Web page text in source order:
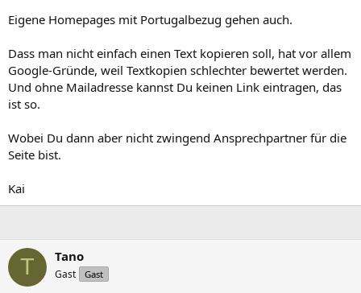
Eigene Homepages mit Portugalbezug gehen auch.
Dass man nicht einfach einen Text kopieren soll, hat vor allem
Google-Gründe, weil Textkopien schlechter bewertet werden.
Und ohne Mailadresse kannst Du keinen Link eintragen, das
ist so.
Wobei Du dann aber nicht zwingend Ansprechpartner für die
Seite bist.
Kai
T Tano
Gast Gast